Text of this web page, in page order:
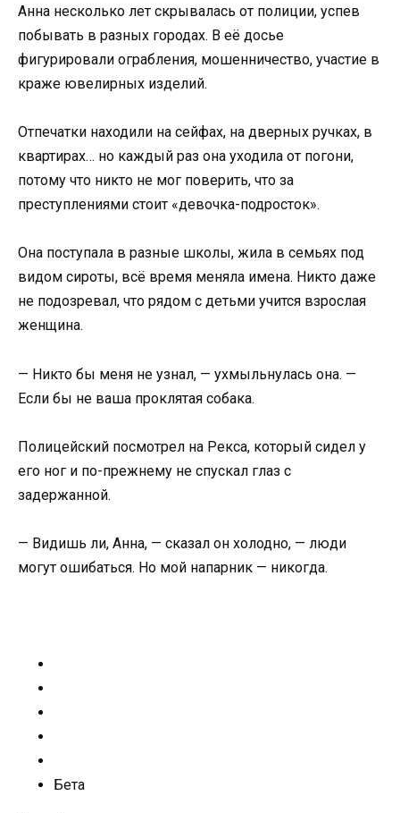
Анна несколько лет скрывалась от полиции, успев
побывать в разных городах. В её досье
фигурировали ограбления, мошенничество, участие в
краже ювелирных изделий.
Отпечатки находили на сейфах, на дверных ручках, в
квартирах… но каждый раз она уходила от погони,
потому что никто не мог поверить, что за
преступлениями стоит «девочка-подросток».
Она поступала в разные школы, жила в семьях под
видом сироты, всё время меняла имена. Никто даже
не подозревал, что рядом с детьми учится взрослая
женщина.
— Никто бы меня не узнал, — ухмыльнулась она. —
Если бы не ваша проклятая собака.
Полицейский посмотрел на Рекса, который сидел у
его ног и по-прежнему не спускал глаз с
задержанной.
— Видишь ли, Анна, — сказал он холодно, — люди
могут ошибаться. Но мой напарник — никогда.
Бета